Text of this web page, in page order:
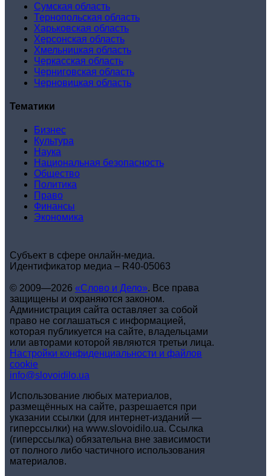
Сумская область
Тернопольская область
Харьковская область
Херсонская область
Хмельницкая область
Черкасская область
Черниговская область
Черновицкая область
Тематики
Бизнес
Культура
Наука
Национальная безопасность
Общество
Политика
Право
Финансы
Экономика
Субъект в сфере онлайн-медиа.
Идентификатор медиа – R40-05063
© 2009—2026 «Слово и Дело». Все права
защищены и охраняются законом.
Администрация сайта оставляет за собой
право не соглашаться с информацией,
которая публикуется на сайте, владельцами
или авторами которой являются третьи лица.
Настройки конфиденциальности и файлов
cookie
info@slovoidilo.ua
Использование любых материалов,
размещённых на сайте, разрешается при
указании ссылки (для интернет-изданий —
гиперссылки) на www.slovoidilo.ua. Ссылка
(гиперссылка) обязательна вне зависимости
от полного либо частичного использования
материалов.